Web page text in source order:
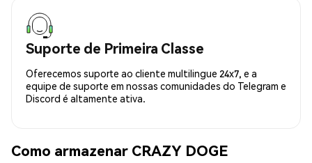
Suporte de Primeira Classe
Oferecemos suporte ao cliente multilingue 24x7, e a
equipe de suporte em nossas comunidades do Telegram e
Discord é altamente ativa.
Como armazenar CRAZY DOGE